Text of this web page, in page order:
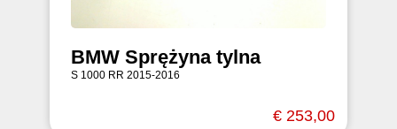
BMW Sprężyna tylna
S 1000 RR 2015-2016
€ 253,00